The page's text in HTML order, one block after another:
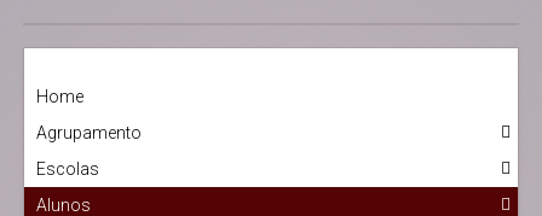
Home
Agrupamento
Escolas
Alunos